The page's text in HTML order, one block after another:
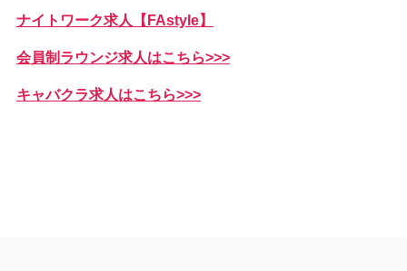
ナイトワーク求人【FAstyle】
会員制ラウンジ求人はこちら>>>
キャバクラ求人はこちら>>>